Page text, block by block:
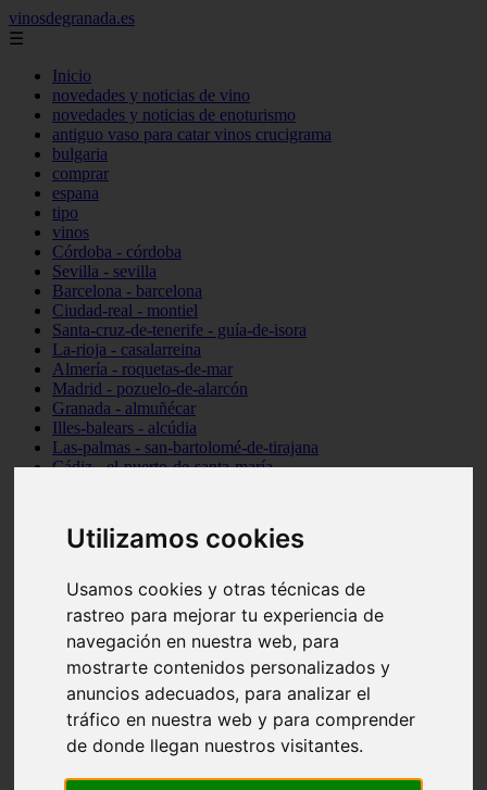
Utilizamos cookies
Usamos cookies y otras técnicas de
rastreo para mejorar tu experiencia de
navegación en nuestra web, para
mostrarte contenidos personalizados y
anuncios adecuados, para analizar el
tráfico en nuestra web y para comprender
de donde llegan nuestros visitantes.
vinosdegranada.es
☰
Inicio
novedades y noticias de vino
novedades y noticias de enoturismo
antiguo vaso para catar vinos crucigrama
bulgaria
comprar
espana
tipo
vinos
Córdoba - córdoba
Sevilla - sevilla
Barcelona - barcelona
Ciudad-real - montiel
Santa-cruz-de-tenerife - guía-de-isora
La-rioja - casalarreina
Almería - roquetas-de-mar
Madrid - pozuelo-de-alarcón
Granada - almuñécar
Illes-balears - alcúdia
Las-palmas - san-bartolomé-de-tirajana
Cádiz - el-puerto-de-santa-maría
Santa-cruz-de-tenerife - los-llanos-de-aridane
Cantabria - suances
Granada - monachil
Huesca - isábena
Huesca - alquézar
Huesca - castejón-de-sos
Sevilla - marinaleda
Córdoba - almedinilla
Navarra - zangoza
Cantabria - arenas-de-iguña
Barcelona - la-pobla-de-lillet